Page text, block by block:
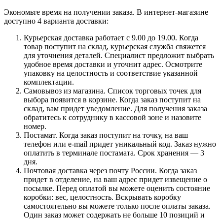
Экономьте время на получении заказа. В интернет-магазине
доступно 4 варианта доставки:
Курьерская доставка работает с 9.00 до 19.00. Когда
товар поступит на склад, курьерская служба свяжется
для уточнения деталей. Специалист предложит выбрать
удобное время доставки и уточнит адрес. Осмотрите
упаковку на целостность и соответствие указанной
комплектации.
Самовывоз из магазина. Список торговых точек для
выбора появится в корзине. Когда заказ поступит на
склад, вам придет уведомление. Для получения заказа
обратитесь к сотруднику в кассовой зоне и назовите
номер.
Постамат. Когда заказ поступит на точку, на ваш
телефон или e-mail придет уникальный код. Заказ нужно
оплатить в терминале постамата. Срок хранения — 3
дня.
Почтовая доставка через почту России. Когда заказ
придет в отделение, на ваш адрес придет извещение о
посылке. Перед оплатой вы можете оценить состояние
коробки: вес, целостность. Вскрывать коробку
самостоятельно вы можете только после оплаты заказа.
Один заказ может содержать не больше 10 позиций и